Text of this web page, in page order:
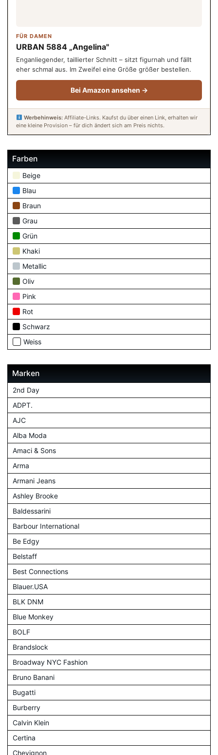
FÜR DAMEN
URBAN 5884 „Angelina"
Enganliegender, taillierter Schnitt – sitzt figurnah und fällt
eher schmal aus. Im Zweifel eine Größe größer bestellen.
Bei Amazon ansehen →
Werbehinweis:Affiliate-Links. Kaufst du über einen Link, erhalten wir
eine kleine Provision – für dich ändert sich am Preis nichts.
Farben
Beige
Blau
Braun
Grau
Grün
Khaki
Metallic
Oliv
Pink
Rot
Schwarz
Weiss
Marken
2nd Day
ADPT.
AJC
Alba Moda
Amaci & Sons
Arma
Armani Jeans
Ashley Brooke
Baldessarini
Barbour International
Be Edgy
Belstaff
Best Connections
Blauer.USA
BLK DNM
Blue Monkey
BOLF
Brandslock
Broadway NYC Fashion
Bruno Banani
Bugatti
Burberry
Calvin Klein
Certina
Chevignon